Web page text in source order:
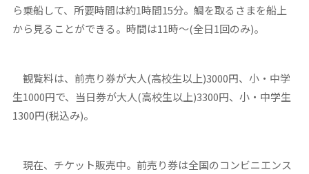
ら乗船して、所要時間は約1時間15分。鯛を取るさまを船上
から見ることができる。時間は11時～(全日1回のみ)。
観覧料は、前売り券が大人(高校生以上)3000円、小・中学
生1000円で、当日券が大人(高校生以上)3300円、小・中学生
1300円(税込み)。
現在、チケット販売中。前売り券は全国のコンビニエンス